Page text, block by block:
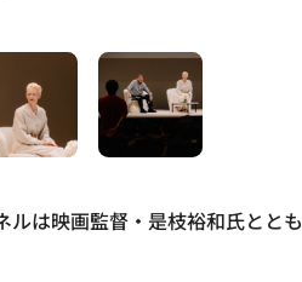
は映画監督・是枝裕和氏とと